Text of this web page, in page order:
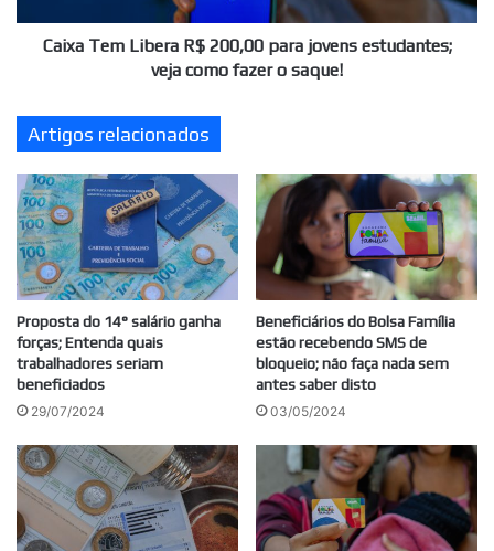
veja
como
saque!
Caixa Tem Libera R$ 200,00 para jovens estudantes;
veja como fazer o saque!
Artigos relacionados
Proposta do 14° salário ganha
forças; Entenda quais
trabalhadores seriam
beneficiados
29/07/2024
Beneficiários do Bolsa Família
estão recebendo SMS de
bloqueio; não faça nada sem
antes saber disto
03/05/2024